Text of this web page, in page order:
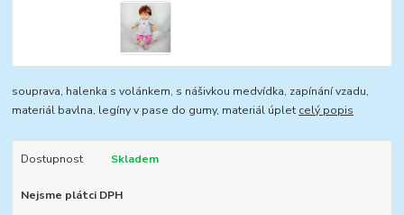
souprava, halenka s volánkem, s nášivkou medvídka, zapínání vzadu,
materiál bavlna, legíny v pase do gumy, materiál úplet celý popis
Dostupnost Skladem
Nejsme plátci DPH